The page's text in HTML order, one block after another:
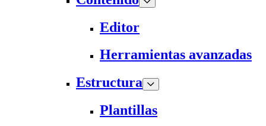
Editor
Herramientas avanzadas
Estructura
Plantillas